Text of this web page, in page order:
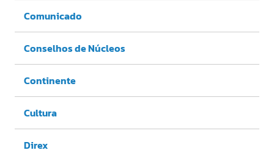
Comunicado
Conselhos de Núcleos
Continente
Cultura
Direx